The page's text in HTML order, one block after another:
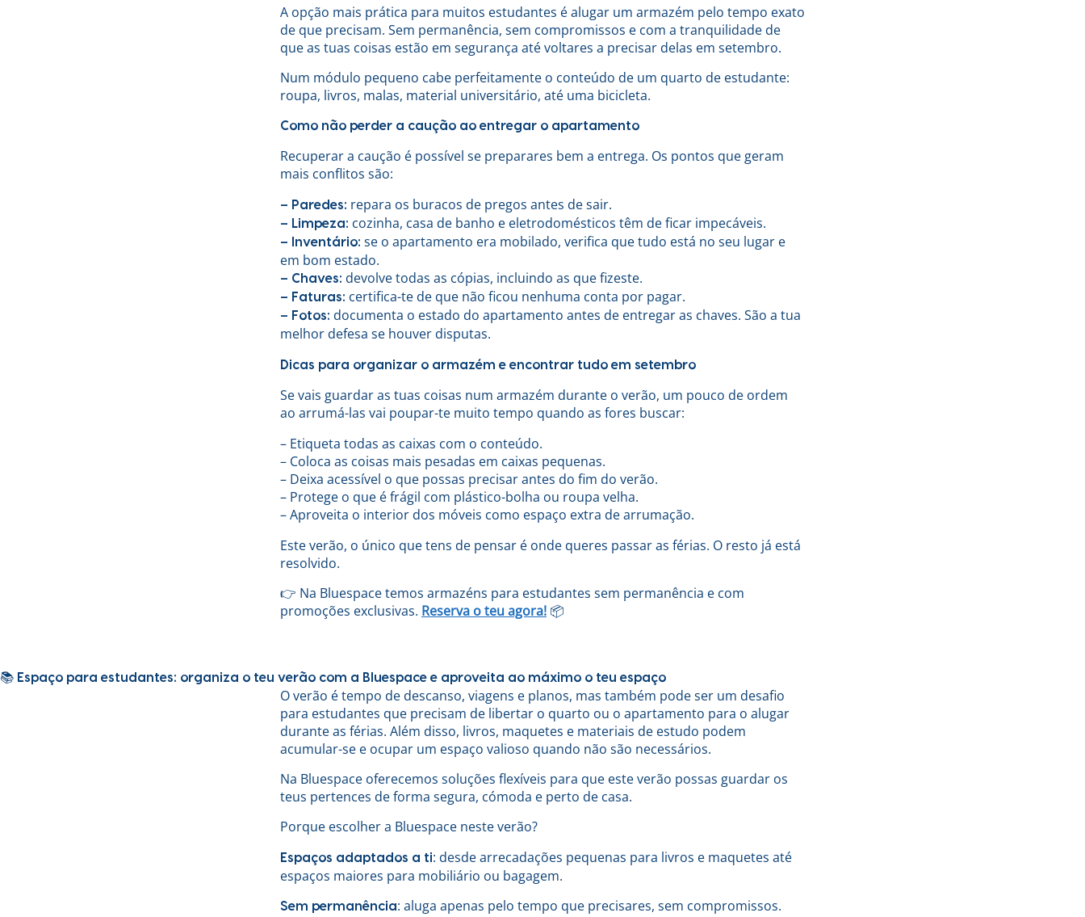
A opção mais prática para muitos estudantes é alugar um armazém pelo tempo exato
de que precisam. Sem permanência, sem compromissos e com a tranquilidade de
que as tuas coisas estão em segurança até voltares a precisar delas em setembro.
Num módulo pequeno cabe perfeitamente o conteúdo de um quarto de estudante:
roupa, livros, malas, material universitário, até uma bicicleta.
Como não perder a caução ao entregar o apartamento
Recuperar a caução é possível se preparares bem a entrega. Os pontos que geram
mais conflitos são:
– Paredes: repara os buracos de pregos antes de sair.
– Limpeza: cozinha, casa de banho e eletrodomésticos têm de ficar impecáveis.
– Inventário: se o apartamento era mobilado, verifica que tudo está no seu lugar e
em bom estado.
– Chaves: devolve todas as cópias, incluindo as que fizeste.
– Faturas: certifica-te de que não ficou nenhuma conta por pagar.
– Fotos: documenta o estado do apartamento antes de entregar as chaves. São a tua
melhor defesa se houver disputas.
Dicas para organizar o armazém e encontrar tudo em setembro
Se vais guardar as tuas coisas num armazém durante o verão, um pouco de ordem
ao arrumá-las vai poupar-te muito tempo quando as fores buscar:
– Etiqueta todas as caixas com o conteúdo.
– Coloca as coisas mais pesadas em caixas pequenas.
– Deixa acessível o que possas precisar antes do fim do verão.
– Protege o que é frágil com plástico-bolha ou roupa velha.
– Aproveita o interior dos móveis como espaço extra de arrumação.
Este verão, o único que tens de pensar é onde queres passar as férias. O resto já está
resolvido.
👉 Na Bluespace temos armazéns para estudantes sem permanência e com
promoções exclusivas. Reserva o teu agora! 📦
📚 Espaço para estudantes: organiza o teu verão com a Bluespace e aproveita ao máximo o teu espaço
O verão é tempo de descanso, viagens e planos, mas também pode ser um desafio
para estudantes que precisam de libertar o quarto ou o apartamento para o alugar
durante as férias. Além disso, livros, maquetes e materiais de estudo podem
acumular-se e ocupar um espaço valioso quando não são necessários.
Na Bluespace oferecemos soluções flexíveis para que este verão possas guardar os
teus pertences de forma segura, cómoda e perto de casa.
Porque escolher a Bluespace neste verão?
Espaços adaptados a ti: desde arrecadações pequenas para livros e maquetes até
espaços maiores para mobiliário ou bagagem.
Sem permanência: aluga apenas pelo tempo que precisares, sem compromissos.